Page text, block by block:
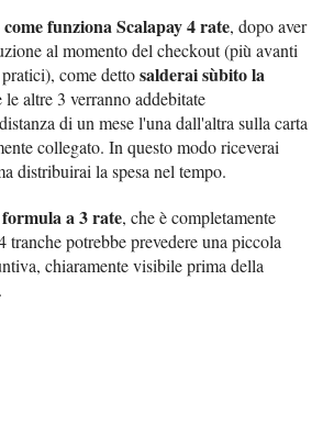
come funziona Scalapay 4 rate, dopo aver
al momento del checkout (più avanti
come dettosalderai sùbito la
le altre 3 verranno addebitate
di un mese l'una dall'altra sulla carta
collegato. In questo modo riceverai
distribuirai la spesa nel tempo.
formula a 3 rate, che è completamente
tranche potrebbe prevedere una piccola
chiaramente visibile prima della